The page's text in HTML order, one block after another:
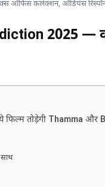
ऑफिस कलेक्शन, ऑडियंस
2025 —
तोड़ेगी Thamma और